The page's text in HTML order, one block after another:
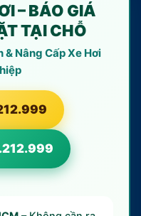
– BÁO GIÁ
TẠI CHỖ
& Nâng Cấp Xe Hơi